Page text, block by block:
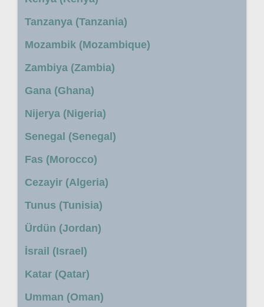
Tanzanya (Tanzania)
Mozambik (Mozambique)
Zambiya (Zambia)
Gana (Ghana)
Nijerya (Nigeria)
Senegal (Senegal)
Fas (Morocco)
Cezayir (Algeria)
Tunus (Tunisia)
Ürdün (Jordan)
İsrail (Israel)
Katar (Qatar)
Umman (Oman)